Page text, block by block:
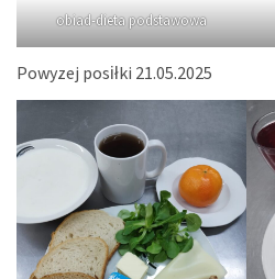
obiad-dieta podstawowa
Powyzej posiłki 21.05.2025